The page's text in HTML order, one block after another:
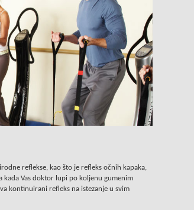
reflekse, kao što je refleks očnih kapaka,
kada Vas doktor lupi po koljenu gumenim
kontinuirani refleks na istezanje u svim